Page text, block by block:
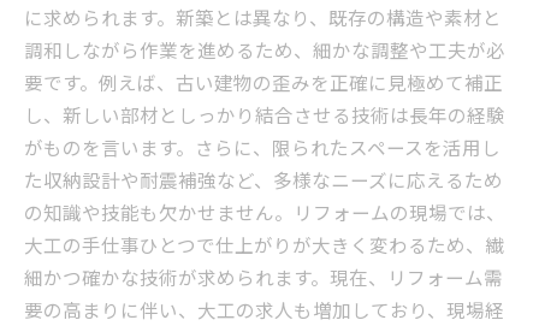
リフォームと大工の魅力を幅広く紹介：初心者
からプロまで役立つ情報
に求められます。新築とは異なり、既存の構造や素材と
調和しながら作業を進めるため、細かな調整や工夫が必
要です。例えば、古い建物の歪みを正確に見極めて補正
し、新しい部材としっかり結合させる技術は長年の経験
がものを言います。さらに、限られたスペースを活用し
た収納設計や耐震補強など、多様なニーズに応えるため
の知識や技能も欠かせません。リフォームの現場では、
大工の手仕事ひとつで仕上がりが大きく変わるため、繊
細かつ確かな技術が求められます。現在、リフォーム需
要の高まりに伴い、大工の求人も増加しており、現場経